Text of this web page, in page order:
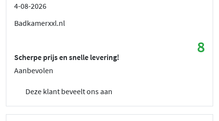
4-08-2026
Badkamerxxl.nl
8
Scherpe prijs en snelle levering!
Aanbevolen
Deze klant beveelt ons aan